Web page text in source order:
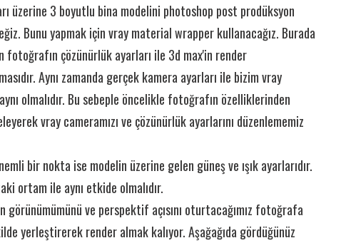
üzerine 3 boyutlu bina modelini photoshop post prodüksyon
Bunu yapmak içinvray material wrapperkullanacağız. Burada
fotoğrafın çözünürlük ayarları ile 3d max'in render
Aynı zamanda gerçek kamera ayarları ile bizim vray
olmalıdır. Bu sebeple öncelikle fotoğrafın özelliklerinden
vray cameramızı ve çözünürlük ayarlarını düzenlememiz
bir nokta ise modelin üzerine gelen güneş ve ışık ayarlarıdır.
ortam ile aynı etkide olmalıdır.
görünümümünü ve perspektif açısını oturtacağımız fotoğrafa
yerleştirerek render almak kalıyor. Aşağağıda gördüğünüz